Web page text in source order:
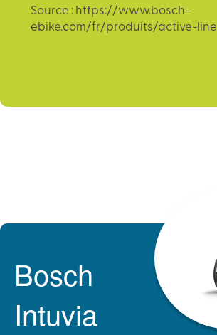
Source : https://www.bosch-
ebike.com/fr/produits/active-line
Bosch
Intuvia